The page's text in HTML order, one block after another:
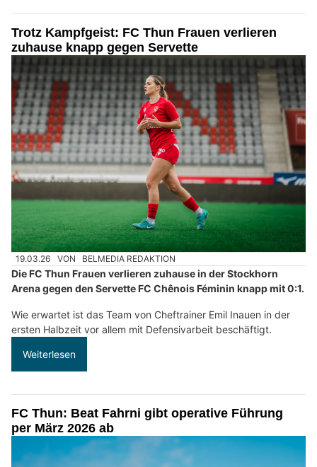
Trotz Kampfgeist: FC Thun Frauen verlieren
zuhause knapp gegen Servette
19.03.26 VON BELMEDIA REDAKTION
Die FC Thun Frauen verlieren zuhause in der Stockhorn
Arena gegen den Servette FC Chênois Féminin knapp mit 0:1.
Wie erwartet ist das Team von Cheftrainer Emil Inauen in der
ersten Halbzeit vor allem mit Defensivarbeit beschäftigt.
Weiterlesen
FC Thun: Beat Fahrni gibt operative Führung
per März 2026 ab